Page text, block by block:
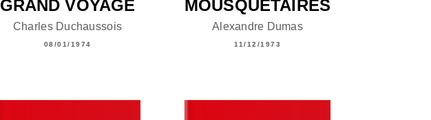
GRAND VOYAGE
Charles Duchaussois
08/01/1974
MOUSQUETAIRES
Alexandre Dumas
11/12/1973